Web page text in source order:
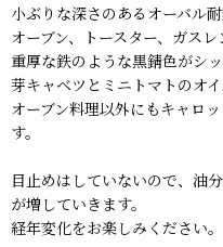
小ぶりな深さのあるオーバル耐
オーブン、トースター、ガス
重厚な鉄のような黒錆色がシ
芽キャベツとミニトマトのオ
オーブン料理以外にもキャロ
す。
目止めはしていないので、油
が増していきます。
経年変化をお楽しみください。